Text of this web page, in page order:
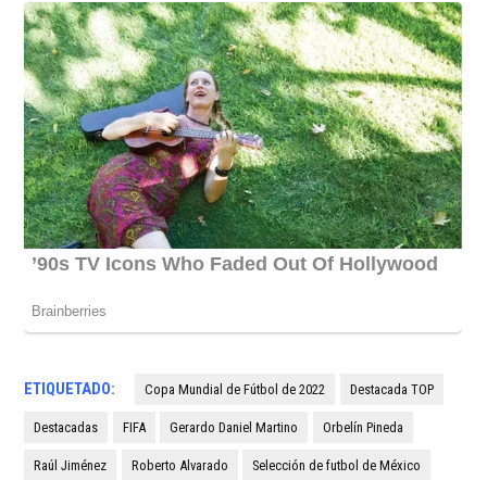
ETIQUETADO: Copa Mundial de Fútbol de 2022 Destacada TOP
Destacadas FIFA Gerardo Daniel Martino Orbelín Pineda
Raúl Jiménez Roberto Alvarado Selección de futbol de México